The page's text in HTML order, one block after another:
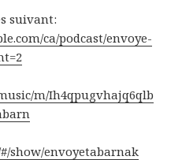
suivant:
ca/podcast/envoye-
m/Ih4qpugvhajq6qlb
show/envoyetabarnak